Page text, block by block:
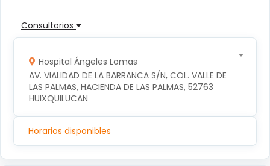
Consultorios
Hospital Ángeles Lomas
AV. VIALIDAD DE LA BARRANCA S/N, COL. VALLE DE
LAS PALMAS, HACIENDA DE LAS PALMAS, 52763
HUIXQUILUCAN
Horarios disponibles